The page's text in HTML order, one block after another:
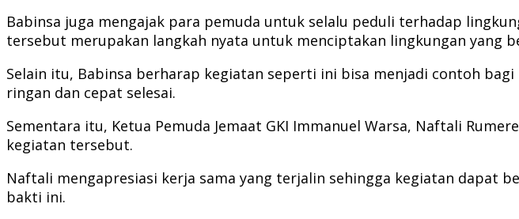
Babinsa juga mengajak para pemuda untuk selalu peduli terhadap
tersebut merupakan langkah nyata untuk menciptakan lingkungan yang
Selain itu, Babinsa berharap kegiatan seperti ini bisa menjadi contoh
ringan dan cepat selesai.
Sementara itu, Ketua Pemuda Jemaat GKI Immanuel Warsa, Naftali
kegiatan tersebut.
Naftali mengapresiasi kerja sama yang terjalin sehingga kegiatan dapat
bakti ini.